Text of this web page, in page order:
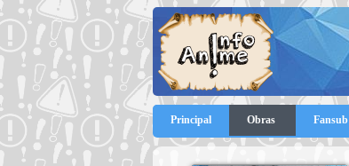
Principal Obras Fansub